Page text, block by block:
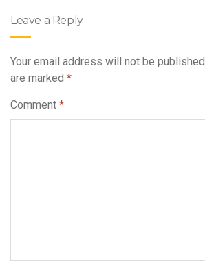
Leave a Reply
Your email address will not be published.
are marked *
Comment *